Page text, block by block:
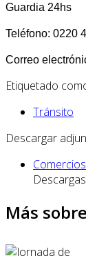
Guardia 24hs
Teléfono: 0220
Correo
Etiquetado
Tránsito
Descargar
Más